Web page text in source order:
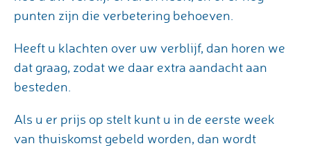
punten zijn die verbetering behoeven.
Heeft u klachten over uw verblijf, dan horen we
dat graag, zodat we daar extra aandacht aan
besteden.
Als u er prijs op stelt kunt u in de eerste week
van thuiskomst gebeld worden, dan wordt